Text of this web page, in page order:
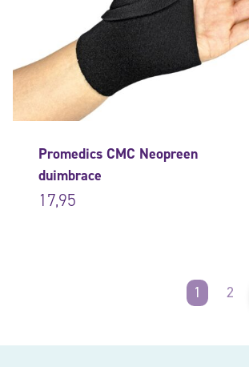
Promedics CMC Neopreen
duimbrace
17,95
1 2